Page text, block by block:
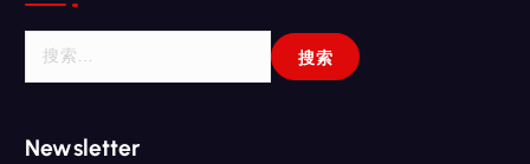
Newsletter